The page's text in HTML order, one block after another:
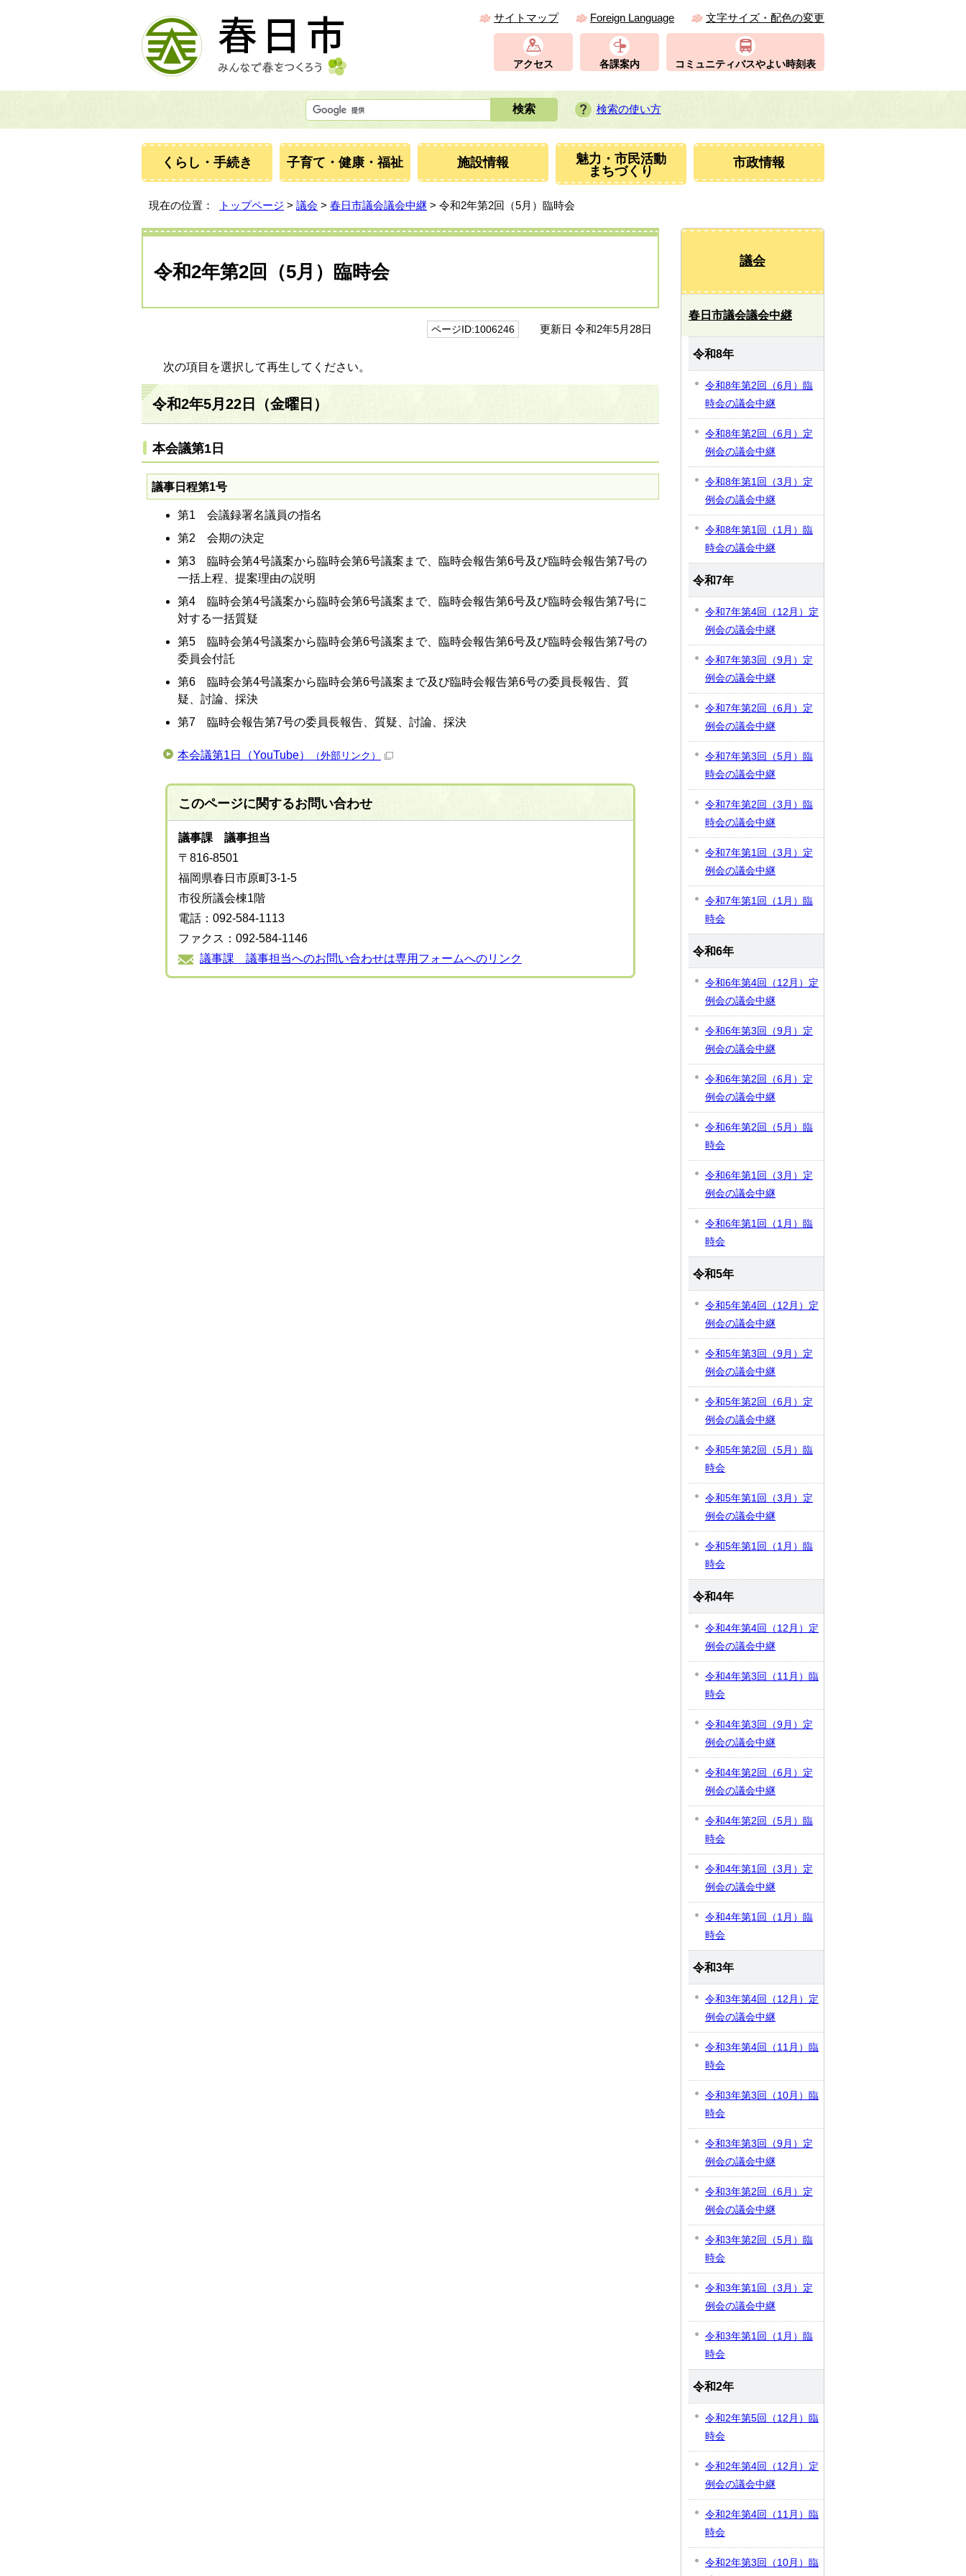
サイトマップ Foreign Language 文字サイズ・配色の変更
アクセス 各課案内 コミュニティバスやよい時刻表
検索の使い方
くらし・手続き 子育て・健康・福祉 施設情報
魅力・市民活動
まちづくり
市政情報
現在の位置： トップページ > 議会 > 春日市議会議会中継 > 令和2年第2回（5月）臨時会
令和2年第2回（5月）臨時会
ページID:1006246 更新日 令和2年5月28日
次の項目を選択して再生してください。
令和2年5月22日（金曜日）
本会議第1日
議事日程第1号
第1 会議録署名議員の指名
第2 会期の決定
第3 臨時会第4号議案から臨時会第6号議案まで、臨時会報告第6号及び臨時会報告第7号の
一括上程、提案理由の説明
第4 臨時会第4号議案から臨時会第6号議案まで、臨時会報告第6号及び臨時会報告第7号に
対する一括質疑
第5 臨時会第4号議案から臨時会第6号議案まで、臨時会報告第6号及び臨時会報告第7号の
委員会付託
第6 臨時会第4号議案から臨時会第6号議案まで及び臨時会報告第6号の委員長報告、質
疑、討論、採決
第7 臨時会報告第7号の委員長報告、質疑、討論、採決
本会議第1日（YouTube） （外部リンク）
このページに関するお問い合わせ
議事課 議事担当
〒816-8501
福岡県春日市原町3-1-5
市役所議会棟1階
電話：092-584-1113
ファクス：092-584-1146
議事課 議事担当へのお問い合わせは専用フォームへのリンク
議会
春日市議会議会中継
令和8年
令和8年第2回（6月）臨
時会の議会中継
令和8年第2回（6月）定
例会の議会中継
令和8年第1回（3月）定
例会の議会中継
令和8年第1回（1月）臨
時会の議会中継
令和7年
令和7年第4回（12月）定
例会の議会中継
令和7年第3回（9月）定
例会の議会中継
令和7年第2回（6月）定
例会の議会中継
令和7年第3回（5月）臨
時会の議会中継
令和7年第2回（3月）臨
時会の議会中継
令和7年第1回（3月）定
例会の議会中継
令和7年第1回（1月）臨
時会
令和6年
令和6年第4回（12月）定
例会の議会中継
令和6年第3回（9月）定
例会の議会中継
令和6年第2回（6月）定
例会の議会中継
令和6年第2回（5月）臨
時会
令和6年第1回（3月）定
例会の議会中継
令和6年第1回（1月）臨
時会
令和5年
令和5年第4回（12月）定
例会の議会中継
令和5年第3回（9月）定
例会の議会中継
令和5年第2回（6月）定
例会の議会中継
令和5年第2回（5月）臨
時会
令和5年第1回（3月）定
例会の議会中継
令和5年第1回（1月）臨
時会
令和4年
令和4年第4回（12月）定
例会の議会中継
令和4年第3回（11月）臨
時会
令和4年第3回（9月）定
例会の議会中継
令和4年第2回（6月）定
例会の議会中継
令和4年第2回（5月）臨
時会
令和4年第1回（3月）定
例会の議会中継
令和4年第1回（1月）臨
時会
令和3年
令和3年第4回（12月）定
例会の議会中継
令和3年第4回（11月）臨
時会
令和3年第3回（10月）臨
時会
令和3年第3回（9月）定
例会の議会中継
令和3年第2回（6月）定
例会の議会中継
令和3年第2回（5月）臨
時会
令和3年第1回（3月）定
例会の議会中継
令和3年第1回（1月）臨
時会
令和2年
令和2年第5回（12月）臨
時会
令和2年第4回（12月）定
例会の議会中継
令和2年第4回（11月）臨
時会
令和2年第3回（10月）臨